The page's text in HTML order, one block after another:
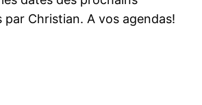
par Christian. A vos agendas!